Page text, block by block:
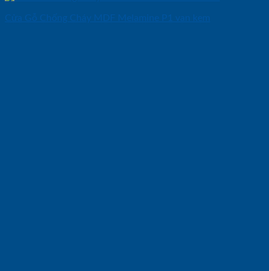
Cửa Gỗ Chống Cháy MDF Melamine P1 van kem